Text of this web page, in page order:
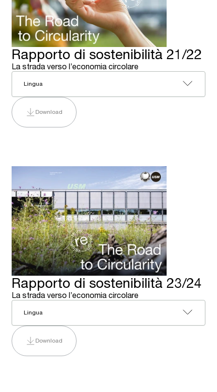
Rapporto di sostenibilità 21/22
La strada verso l’economia circolare
Lingua
Download
Rapporto di sostenibilità 23/24
La strada verso l’economia circolare
Lingua
Download